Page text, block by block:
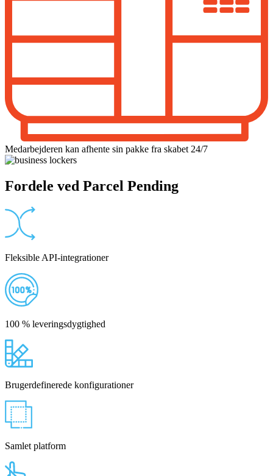
Medarbejderen kan afhente sin pakke fra skabet 24/7
Fordele ved Parcel Pending
Fleksible API-integrationer
100 % leveringsdygtighed
Brugerdefinerede konfigurationer
Samlet platform